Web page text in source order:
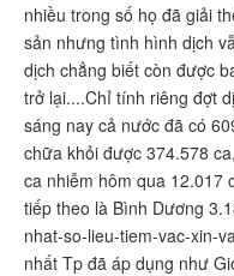
nhiều trong số họ đã giải
sản nhưng tình hình dịch
dịch chẳng biết còn được
trở lại....Chỉ tính riêng đợt
sáng nay cả nước đã có
chữa khỏi được 374.578
ca nhiễm hôm qua 12.017
tiếp theo là Bình Dương
nhat-so-lieu-tiem-vac-xin-
nhất Tp đã áp dụng như